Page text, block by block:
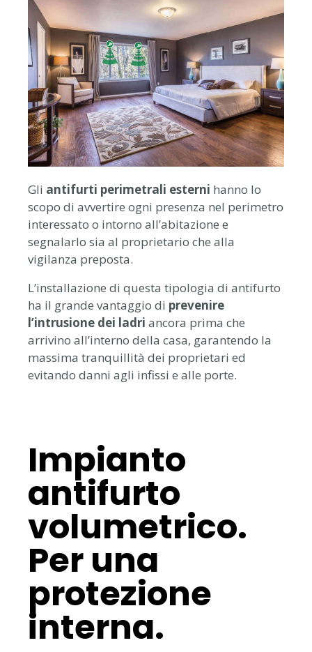
Gli antifurti perimetrali esterni hanno lo
scopo di avvertire ogni presenza nel perimetro
interessato o intorno all’abitazione e
segnalarlo sia al proprietario che alla
vigilanza preposta.
L’installazione di questa tipologia di antifurto
ha il grande vantaggio di prevenire
l’intrusione dei ladri ancora prima che
arrivino all’interno della casa, garantendo la
massima tranquillità dei proprietari ed
evitando danni agli infissi e alle porte.
Impianto
antifurto
volumetrico.
Per una
protezione
interna.